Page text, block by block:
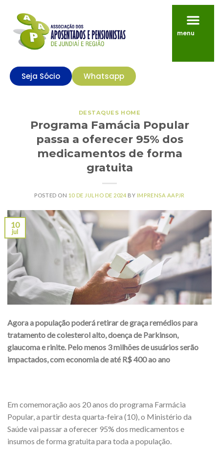
menu
Seja Sócio Whatsapp
DESTAQUES HOME
Programa Famácia Popular
passa a oferecer 95% dos
medicamentos de forma
gratuita
POSTED ON 10 DE JULHO DE 2024 BY IMPRENSA AAPJR
10
jul
Agora a população poderá retirar de graça remédios para
tratamento de colesterol alto, doença de Parkinson,
glaucoma e rinite. Pelo menos 3 milhões de usuários serão
impactados, com economia de até R$ 400 ao ano
Em comemoração aos 20 anos do programa Farmácia
Popular, a partir desta quarta-feira (10), o Ministério da
Saúde vai passar a oferecer 95% dos medicamentos e
insumos de forma gratuita para toda a população.